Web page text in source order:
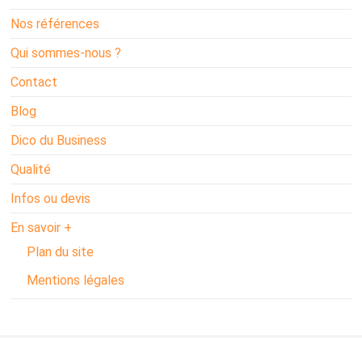
Nos références
Qui sommes-nous ?
Contact
Blog
Dico du Business
Qualité
Infos ou devis
En savoir +
Plan du site
Mentions légales